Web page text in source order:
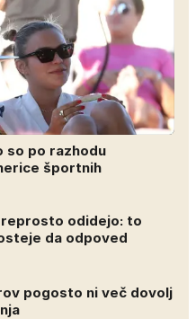
so po razhodu
športnih
odidejo: to
da odpoved
pogosto ni več dovolj